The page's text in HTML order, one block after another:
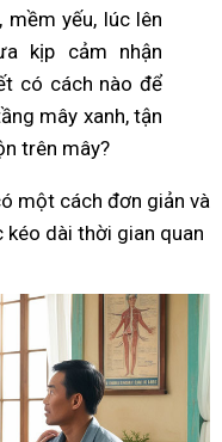
mềm yếu, lúc lên
kịp cảm nhận
có cách nào để
mây xanh, tận
trên mây?
một cách đơn giản và
kéo dài thời gian quan